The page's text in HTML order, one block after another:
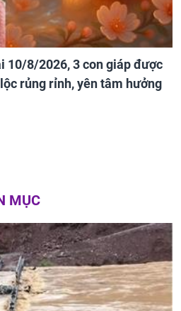
10/8/2026, 3 con giáp được
rủng rỉnh, yên tâm hưởng
MỤC